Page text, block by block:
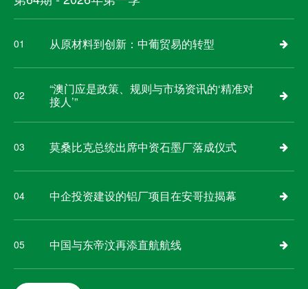
01 从原材料到创新：中葡贸易的转型
02
“澳门应是政策、规则与市场资讯的‘精准对
接人’”
03 莫桑比克总统出席中资石墨厂落成仪式
04 中企投资建设的铝厂项目在安哥拉揭幕
05 中国与东帝汶再添直航航线